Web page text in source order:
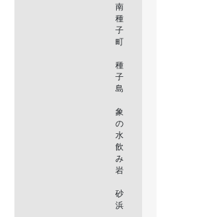
南
種
子
町
種
子
島
象
の
水
飲
み
岩
砂
浜